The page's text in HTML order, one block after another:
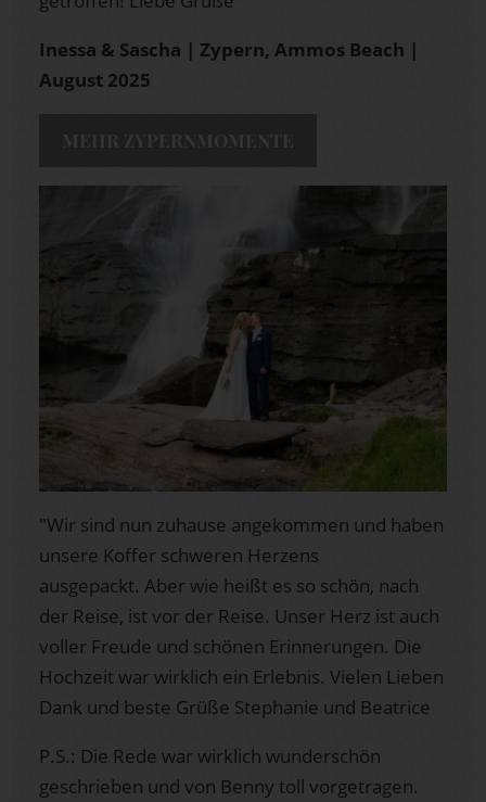
Inessa & Sascha | Zypern, Ammos Beach |
August 2025
"Wir sind nun zuhause angekommen und haben
unsere Koffer schweren Herzens
ausgepackt. Aber wie heißt es so schön, nach
der Reise, ist vor der Reise. Unser Herz ist auch
voller Freude und schönen Erinnerungen. Die
Hochzeit war wirklich ein Erlebnis. Vielen Lieben
Dank und beste Grüße Stephanie und Beatrice
P.S.: Die Rede war wirklich wunderschön
geschrieben und von Benny toll vorgetragen.